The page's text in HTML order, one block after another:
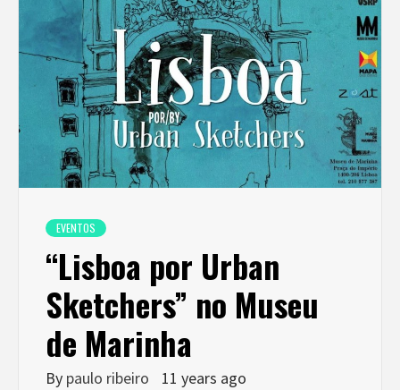
EVENTOS
“Lisboa por Urban
Sketchers” no Museu
de Marinha
By paulo ribeiro 11 years ago